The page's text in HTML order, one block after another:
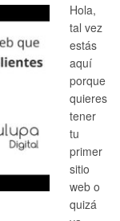
Hola,
tal vez
estás
aquí
porque
quieres
tener
tu
primer
sitio
web o
quizá